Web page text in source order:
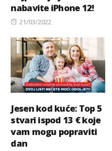
nabavite iPhone 12!
Posted
21/03/2022
Jesen kod kuće: Top 5
stvari ispod 13 € koje
vam mogu popraviti
dan